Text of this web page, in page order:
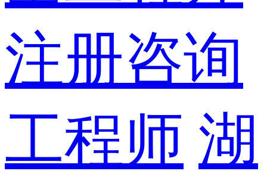
注册咨询
工程师 湖